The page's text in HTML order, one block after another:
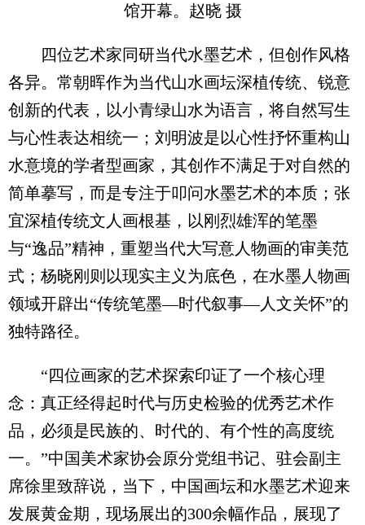
馆开幕。赵晓 摄
四位艺术家同研当代水墨艺术，但创作风格
各异。常朝晖作为当代山水画坛深植传统、锐意
创新的代表，以小青绿山水为语言，将自然写生
与心性表达相统一；刘明波是以心性抒怀重构山
水意境的学者型画家，其创作不满足于对自然的
简单摹写，而是专注于叩问水墨艺术的本质；张
宜深植传统文人画根基，以刚烈雄浑的笔墨
与“逸品”精神，重塑当代大写意人物画的审美范
式；杨晓刚则以现实主义为底色，在水墨人物画
领域开辟出“传统笔墨—时代叙事—人文关怀”的
独特路径。
“四位画家的艺术探索印证了一个核心理
念：真正经得起时代与历史检验的优秀艺术作
品，必须是民族的、时代的、有个性的高度统
一。”中国美术家协会原分党组书记、驻会副主
席徐里致辞说，当下，中国画坛和水墨艺术迎来
发展黄金期，现场展出的300余幅作品，展现了